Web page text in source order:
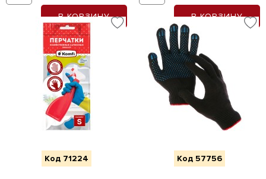
В КОРЗИНУ В КОРЗИНУ
Код 71224 Код 57756